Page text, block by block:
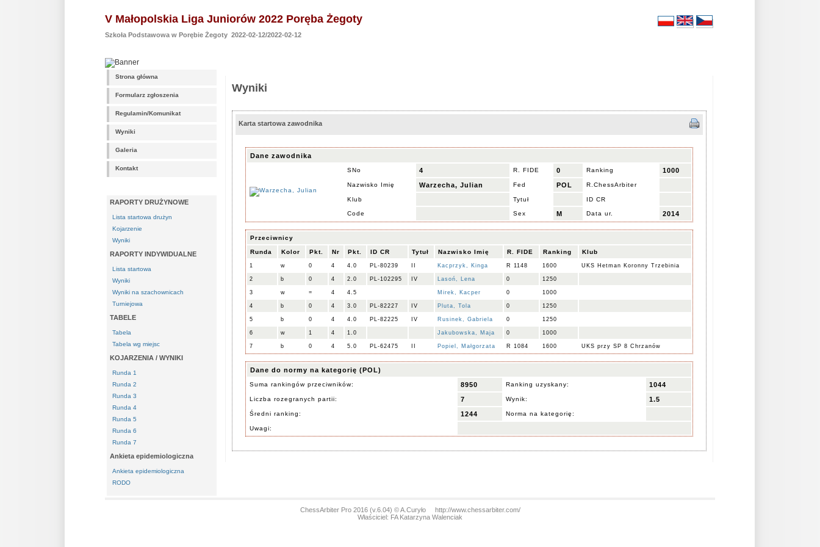
V Małopolskia Liga Juniorów 2022 Poręba Żegoty
Szkoła Podstawowa w Porębie Żegoty 2022-02-12/2022-02-12
Strona główna
Formularz zgłoszenia
Regulamin/Komunikat
Wyniki
Galeria
Kontakt
RAPORTY DRUŻYNOWE
Lista startowa drużyn
Kojarzenie
Wyniki
RAPORTY INDYWIDUALNE
Lista startowa
Wyniki
Wyniki na szachownicach
Turniejowa
TABELE
Tabela
Tabela wg miejsc
KOJARZENIA / WYNIKI
Runda 1
Runda 2
Runda 3
Runda 4
Runda 5
Runda 6
Runda 7
Ankieta epidemiologiczna
Ankieta epidemiologiczna
RODO
Wyniki
Karta startowa zawodnika
Dane zawodnika
SNo 4 R. FIDE 0 Ranking 1000
Nazwisko Imię Warzecha, Julian Fed POL R.ChessArbiter
Klub Tytuł ID CR
Code Sex M Data ur. 2014
Przeciwnicy
Runda Kolor Pkt. Nr Pkt. ID CR Tytuł Nazwisko Imię R. FIDE Ranking Klub
1 w 0 4 4.0 PL-80239 Kacprzyk, Kinga R 1148 1600 UKS Hetman Koronny Trzebinia
2 b 0 4 2.0 PL-102295 IV Lasoń, Lena 0 1250
3 w = 4 4.5 Mirek, Kacper 0 1000
4 b 0 4 3.0 PL-82227 IV Pluta, Tola 0 1250
5 b 0 4 4.0 PL-82225 IV Rusinek, Gabriela 0 1250
6 w 1 4 1.0 Jakubowska, Maja 0 1000
7 b 0 4 5.0 PL-62475 Popiel, Małgorzata R 1084 1600 UKS przy SP 8 Chrzanów
Dane do normy na kategorię (POL)
Suma rankingów przeciwników: 8950 Ranking uzyskany: 1044
Liczba rozegranych partii: 7 Wynik: 1.5
Średni ranking: 1244 Norma na kategorię:
Uwagi:
ChessArbiter Pro 2016 (v.6.04) © A.Curyło http://www.chessarbiter.com/
Właściciel: FA Katarzyna Walenciak